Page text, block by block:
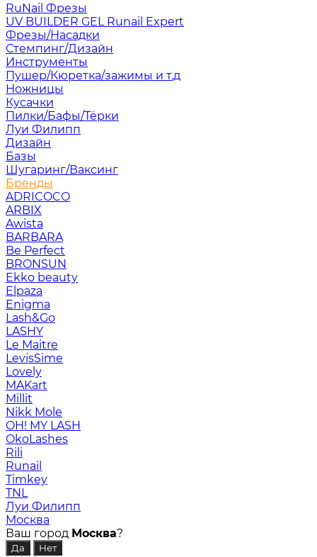
RuNail Фрезы
UV BUILDER GEL Runail Expert
Фрезы/Насадки
Стемпинг/Дизайн
Инструменты
Пушер/Кюретка/зажимы и т.д
Ножницы
Кусачки
Пилки/Бафы/Тёрки
Луи Филипп
Дизайн
Базы
Шугаринг/Ваксинг
Бренды
ADRICOCO
ARBIX
Awista
BARBARA
Be Perfect
BRONSUN
Ekko beauty
Elpaza
Enigma
Lash&Go
LASHY
Le Maitre
LevisSime
Lovely
MAKart
Millit
Nikk Mole
OH! MY LASH
OkoLashes
Rili
Runail
Timkey
TNL
Луи Филипп
Москва
Ваш город Москва?